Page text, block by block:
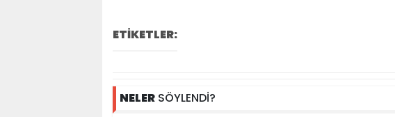
ETİKETLER:
NELER SÖYLENDİ?